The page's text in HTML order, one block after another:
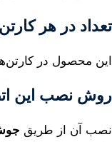
تعداد در هر
این محصول در
روش نصب این
نصب آن از طریق